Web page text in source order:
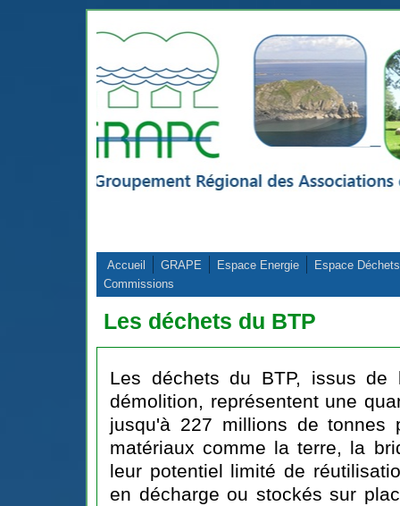
Accueil GRAPE Espace Energie
Espace Déchets
Commissions
Les déchets du BTP
Les déchets du BTP, issus
démolition, représentent une
jusqu'à 227 millions de tonnes
matériaux comme la terre, la
leur potentiel limité de
en décharge ou stockés sur